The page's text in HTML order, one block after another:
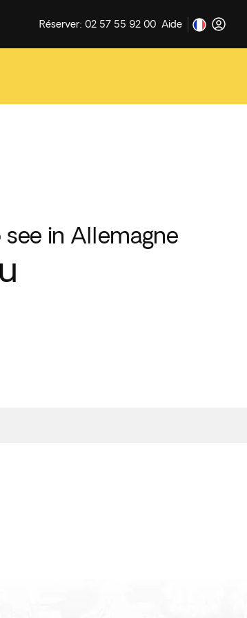
Réserver: 02 57 55 92 00 Aide
in Allemagne